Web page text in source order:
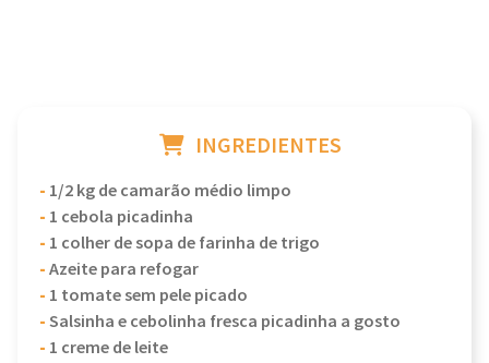
INGREDIENTES
- 1/2 kg de camarão médio limpo
- 1 cebola picadinha
- 1 colher de sopa de farinha de trigo
-Azeite para refogar
- 1 tomate sem pele picado
-Salsinha e cebolinha fresca picadinha a gosto
- 1 creme de leite